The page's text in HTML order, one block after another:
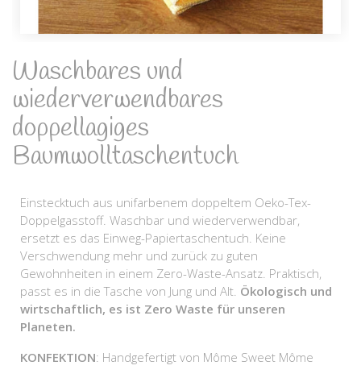
Waschbares und
wiederverwendbares
doppellagiges
Baumwolltaschentuch
Einstecktuch aus unifarbenem doppeltem Oeko-Tex-
Doppelgasstoff. Waschbar und wiederverwendbar,
ersetzt es das Einweg-Papiertaschentuch. Keine
Verschwendung mehr und zurück zu guten
Gewohnheiten in einem Zero-Waste-Ansatz. Praktisch,
passt es in die Tasche von Jung und Alt. Ökologisch und
wirtschaftlich, es ist Zero Waste für unseren
Planeten.
KONFEKTION: Handgefertigt von Môme Sweet Môme